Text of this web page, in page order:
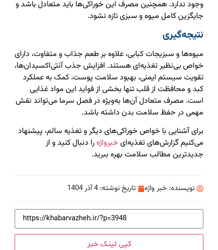
وجود ندارد. همچنین مصرف این خوراکی‌ها باید متعادل باشد و
جایگزین کامل میوه و سبزی تازه نشود.
نتیجه‌گیری
میوه‌ها و سبزیجات کبابی، علاوه بر طعم جذاب و متفاوت، دارای
خواص بی‌نظیر تغذیه‌ای هستند. افزایش جذب آنتی‌اکسیدان‌ها،
تقویت سیستم ایمنی، بهبود سلامت پوست، کمک به عملکرد
کبد و محافظت از قلب تنها بخشی از فواید این مواد غذایی
است. مصرف متعادل آن‌ها به‌ویژه در فصل سرما می‌تواند نقش
مهمی در حفظ سلامت بدن داشته باشد.
برای آشنایی با خواص خوراکی‌های دیگر و تغذیه سالم، پیشنهاد
می‌کنیم گزارش‌های تغذیه‌ای خبرواژهرا دنبال کنید و از
جدیدترین مطالب سلامت بهره ببرید.
نویسنده: خبر واژه تاریخ نوشته: 4 آذر 1404
کپی لینک خبر